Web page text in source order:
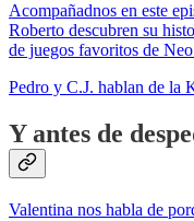
Acompañadnos en este
Roberto descubren su
de juegos favoritos de
Pedro y C.J. hablan de la
Y antes de
Valentina nos habla de